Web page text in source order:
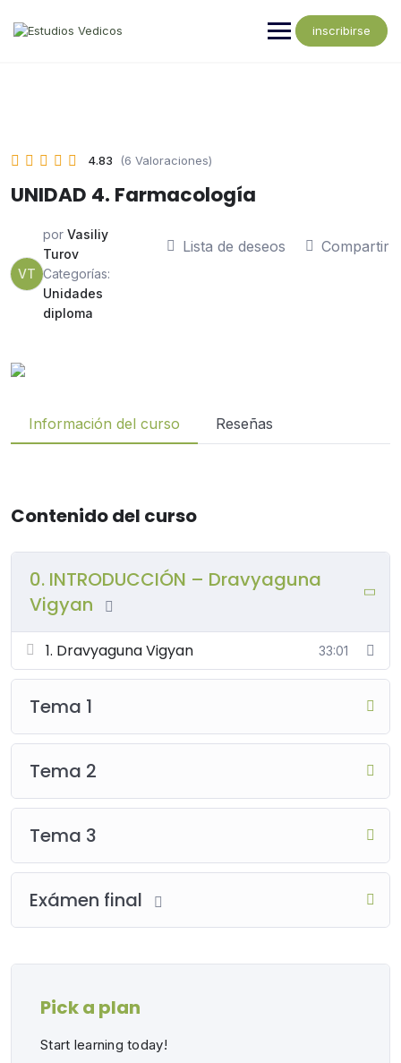
inscribirse
4.83 (6 Valoraciones)
UNIDAD 4. Farmacología
VT
por Vasiliy
Turov
Categorías:
Unidades
diploma
Lista de deseos Compartir
Información del curso Reseñas
Contenido del curso
0. INTRODUCCIÓN – Dravyaguna
Vigyan
1. Dravyaguna Vigyan 33:01
Tema 1
Tema 2
Tema 3
Exámen final
Pick a plan
Start learning today!